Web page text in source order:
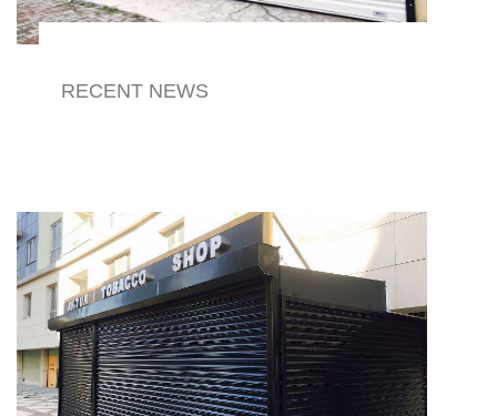
RECENT NEWS